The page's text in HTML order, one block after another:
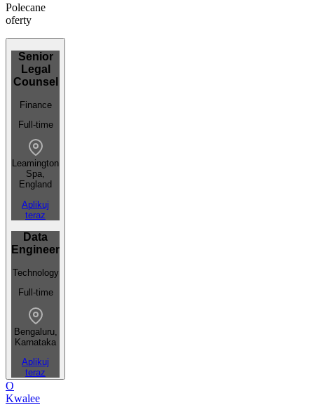
Polecane
oferty
Senior
Legal
Counsel
Finance
Full-time
Leamington
Spa,
England
Aplikuj
teraz
Data
Engineer
Technology
Full-time
Bengaluru,
Karnataka
Aplikuj
teraz
O
Kwalee